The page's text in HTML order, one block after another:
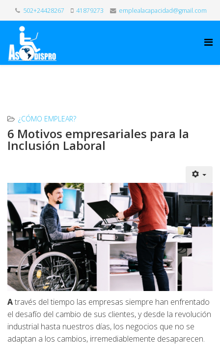
502+24428267 41879273 emplealacapacidad@gmail.com
¿CÓMO EMPLEAR?
6 Motivos empresariales para la
Inclusión Laboral
Através del tiempo las empresas siempre han enfrentado
el desafío del cambio de sus clientes, y desde la revolución
industrial hasta nuestros días, los negocios que no se
adaptan a los cambios, irremediablemente desaparecen.